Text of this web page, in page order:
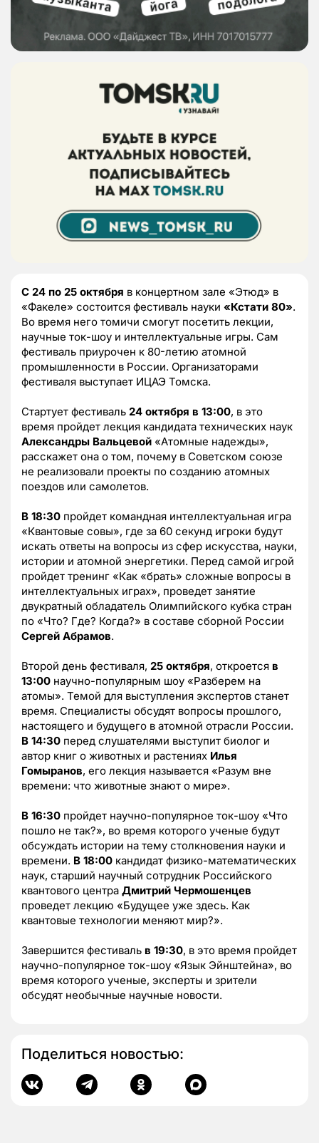
С 24 по 25 октября в концертном зале «Этюд» в
«Факеле» состоится фестиваль науки «Кстати 80».
Во время него томичи смогут посетить лекции,
научные ток-шоу и интеллектуальные игры. Сам
фестиваль приурочен к 80-летию атомной
промышленности в России. Организаторами
фестиваля выступает ИЦАЭ Томска.
Стартует фестиваль 24 октября в 13:00, в это
время пройдет лекция кандидата технических наук
Александры Вальцевой «Атомные надежды»,
расскажет она о том, почему в Советском союзе
не реализовали проекты по созданию атомных
поездов или самолетов.
В 18:30 пройдет командная интеллектуальная игра
«Квантовые совы», где за 60 секунд игроки будут
искать ответы на вопросы из сфер искусства, науки,
истории и атомной энергетики. Перед самой игрой
пройдет тренинг «Как «брать» сложные вопросы в
интеллектуальных играх», проведет занятие
двукратный обладатель Олимпийского кубка стран
по «Что? Где? Когда?» в составе сборной России
Сергей Абрамов.
Второй день фестиваля, 25 октября, откроется в
13:00 научно-популярным шоу «Разберем на
атомы». Темой для выступления экспертов станет
время. Специалисты обсудят вопросы прошлого,
настоящего и будущего в атомной отрасли России.
В 14:30 перед слушателями выступит биолог и
автор книг о животных и растениях Илья
Гомыранов, его лекция называется «Разум вне
времени: что животные знают о мире».
В 16:30 пройдет научно-популярное ток-шоу «Что
пошло не так?», во время которого ученые будут
обсуждать истории на тему столкновения науки и
времени. В 18:00 кандидат физико-математических
наук, старший научный сотрудник Российского
квантового центра Дмитрий Чермошенцев
проведет лекцию «Будущее уже здесь. Как
квантовые технологии меняют мир?».
Завершится фестиваль в 19:30, в это время пройдет
научно-популярное ток-шоу «Язык Эйнштейна», во
время которого ученые, эксперты и зрители
обсудят необычные научные новости.
Поделиться новостью: